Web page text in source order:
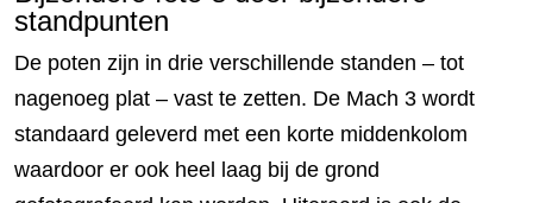
standpunten
De poten zijn in drie verschillende standen – tot
nagenoeg plat – vast te zetten. De Mach 3 wordt
standaard geleverd met een korte middenkolom
waardoor er ook heel laag bij de grond